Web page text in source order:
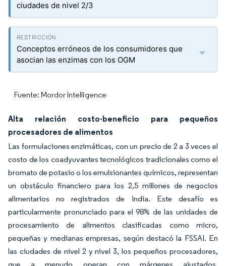
ciudades de nivel 2/3
Conceptos erróneos de los consumidores que
asocian las enzimas con los OGM
Fuente: Mordor Intelligence
Alta relación costo-beneficio para pequeños
procesadores de alimentos
Las formulaciones enzimáticas, con un precio de 2 a 3 veces el
costo de los coadyuvantes tecnológicos tradicionales como el
bromato de potasio o los emulsionantes químicos, representan
un obstáculo financiero para los 2,5 millones de negocios
alimentarios no registrados de India. Este desafío es
particularmente pronunciado para el 98% de las unidades de
procesamiento de alimentos clasificadas como micro,
pequeñas y medianas empresas, según destacó la FSSAI. En
las ciudades de nivel 2 y nivel 3, los pequeños procesadores,